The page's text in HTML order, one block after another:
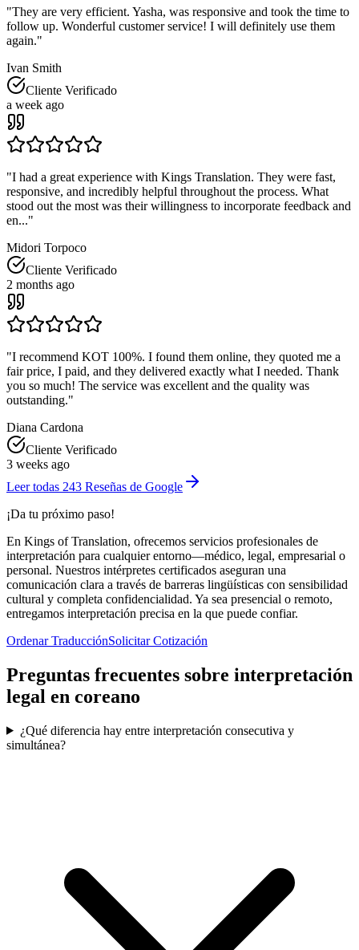
"They are very efficient. Yasha, was responsive and took the time to
follow up. Wonderful customer service! I will definitely use them
again."
Ivan Smith
Cliente Verificado
a week ago
"I had a great experience with Kings Translation. They were fast,
responsive, and incredibly helpful throughout the process. What
stood out the most was their willingness to incorporate feedback and
en..."
Midori Torpoco
Cliente Verificado
2 months ago
"I recommend KOT 100%. I found them online, they quoted me a
fair price, I paid, and they delivered exactly what I needed. Thank
you so much! The service was excellent and the quality was
outstanding."
Diana Cardona
Cliente Verificado
3 weeks ago
Leer todas 243 Reseñas de Google
¡Da tu próximo paso!
En Kings of Translation, ofrecemos servicios profesionales de
interpretación para cualquier entorno—médico, legal, empresarial o
personal. Nuestros intérpretes certificados aseguran una
comunicación clara a través de barreras lingüísticas con sensibilidad
cultural y completa confidencialidad. Ya sea presencial o remoto,
entregamos interpretación precisa en la que puede confiar.
Ordenar TraducciónSolicitar Cotización
Preguntas frecuentes sobre interpretación
legal en coreano
¿Qué diferencia hay entre interpretación consecutiva y
simultánea?